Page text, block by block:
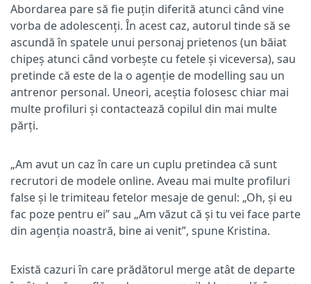
Abordarea pare să fie puțin diferită atunci când vine
vorba de adolescenți. În acest caz, autorul tinde să se
ascundă în spatele unui personaj prietenos (un băiat
chipeș atunci când vorbește cu fetele și viceversa), sau
pretinde că este de la o agenție de modelling sau un
antrenor personal. Uneori, aceștia folosesc chiar mai
multe profiluri și contactează copilul din mai multe
părți.
„Am avut un caz în care un cuplu pretindea că sunt
recrutori de modele online. Aveau mai multe profiluri
false și le trimiteau fetelor mesaje de genul: „Oh, și eu
fac poze pentru ei” sau „Am văzut că și tu vei face parte
din agenția noastră, bine ai venit”, spune Kristina.
Există cazuri în care prădătorul merge atât de departe